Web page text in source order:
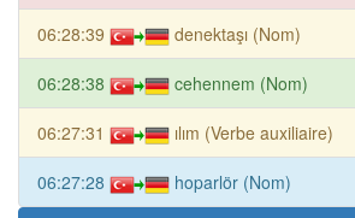
06:28:39 denektaşı (Nom)
06:28:38 cehennem (Nom)
06:27:31 ılım (Verbe auxiliaire)
06:27:28 hoparlör (Nom)